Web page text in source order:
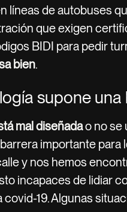
líneas de autobuses
que exigen
BIDI para pedir
bien.
supone una
mal diseñadao no se
importante para
y nos hemos
incapaces de lidiar
covid-19. Algunas